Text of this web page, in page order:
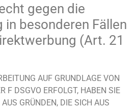
gegen die
in besonderen Fällen
(Art. 21
AUF GRUNDLAGE VON
F DSGVO ERFOLGT, HABEN SIE
GRÜNDEN, DIE SICH AUS